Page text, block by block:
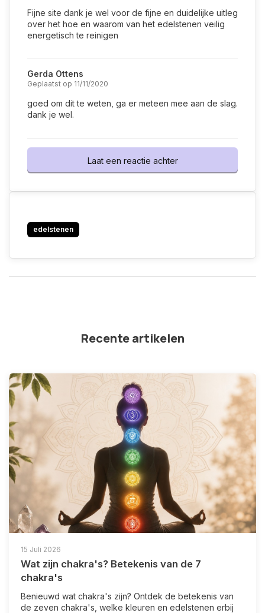
Fijne site dank je wel voor de fijne en duidelijke uitleg
over het hoe en waarom van het edelstenen veilig
energetisch te reinigen
Gerda Ottens
Geplaatst op 11/11/2020
goed om dit te weten, ga er meteen mee aan de slag.
dank je wel.
Laat een reactie achter
edelstenen
Recente artikelen
15 Juli 2026
Wat zijn chakra's? Betekenis van de 7
chakra's
Benieuwd wat chakra's zijn? Ontdek de betekenis van
de zeven chakra's, welke kleuren en edelstenen erbij